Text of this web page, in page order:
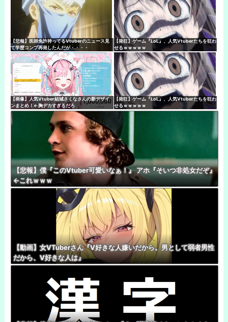
【悲報】医師免許持ってるVtuberのニュース見
て学歴コンプ再発したんだが・・・・
【発狂】ゲーム『LoL』、人気Vtuberたちを狂わ
せるｗｗｗｗｗ
【画像】人気Vtuber結城さくなさんの新デザイ
ンまとめ！←胸デカすぎるだろ
【発狂】ゲーム『LoL』、人気Vtuberたちを狂わ
せるｗｗｗｗｗ
【悲報】僕『このVtuber可愛いなぁ！』 アホ『そいつ非処女だぞ』
←これｗｗｗ
【動画】女VTuberさん『V好きな人嫌いだから。男として弱者男性
だから、V好きな人は』